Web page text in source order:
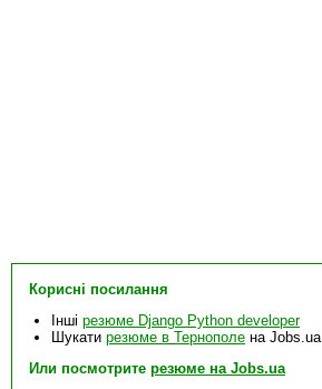
Корисні посилання
Інші резюме Django Python developer
Шукати резюме в Тернополе на Jobs.ua
Или посмотрите резюме на Jobs.ua